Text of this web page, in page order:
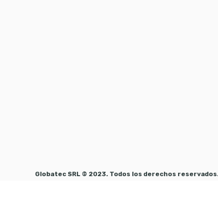
Globatec SRL © 2023. Todos los derechos